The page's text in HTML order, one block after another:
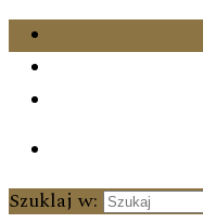
Szuklaj w: